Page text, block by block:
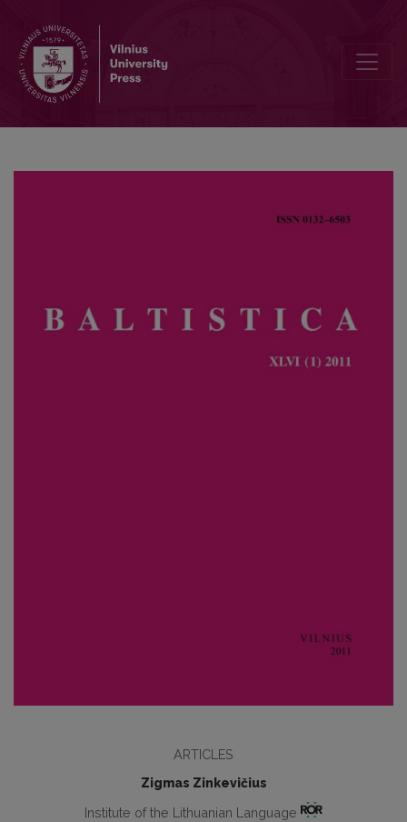
ARTICLES
Zigmas Zinkevičius
Institute of the Lithuanian Language